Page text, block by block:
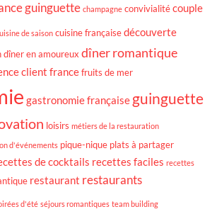
guinguette champagne convivialitécouple
de saison cuisine françaisedécouverte
dîner en amoureux dîner romantique
client francefruits de mer
gastronomie française guinguette
loisirs métiers de la restauration
d'événements pique-nique plats à partager
de cocktails recettes faciles recettes
restaurant restaurants
d'été séjours romantiques team building